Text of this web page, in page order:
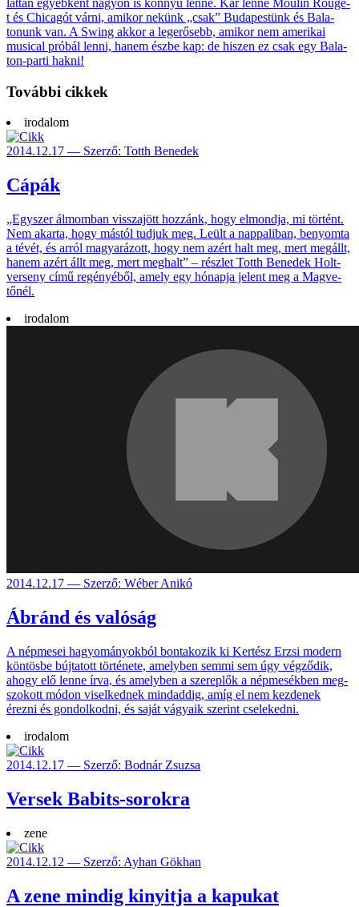
láttán egyéb­ként nagyon is könnyű lenne. Kár lenne Moulin Rouge-
t és Chicagót várni, amikor nekünk „csak” Buda­pestünk és Bala­
tonunk van. A Swing akkor a leg­erő­sebb, ami­kor nem ame­rikai
musi­cal próbál lenni, hanem észbe kap: de hiszen ez csak egy Bala­
ton-parti hakni!
További cikkek
irodalom
2014.12.17 — Szerző: Totth Benedek
Cápák
„Egyszer álmom­ban vissza­jött hoz­zánk, hogy el­mondja, mi tör­tént.
Nem akarta, hogy más­tól tudjuk meg. Leült a nap­pali­ban, be­nyomta
a tévét, és arról magya­rázott, hogy nem azért halt meg, mert meg­állt,
hanem azért állt meg, mert meg­halt” – részlet Totth Bene­dek Holt­
ver­seny című regé­nyé­ből, amely egy hó­napja jelent meg a Magve­
tőnél.
irodalom
2014.12.17 — Szerző: Wéber Anikó
Ábránd és valóság
A népmesei hagyomá­nyokból bontakozik ki Kertész Erzsi modern
kön­tösbe bújta­tott törté­nete, amely­ben semmi sem úgy vég­ződik,
ahogy elő lenne írva, és amely­ben a sze­replők a nép­mesék­ben meg­
szokott módon visel­kednek mind­addig, amíg el nem kez­denek
érezni és gondol­kodni, és saját vágyaik szerint csele­kedni.
irodalom
2014.12.17 — Szerző: Bodnár Zsuzsa
Versek Babits-sorokra
zene
2014.12.12 — Szerző: Ayhan Gökhan
A zene mindig kinyitja a kapukat